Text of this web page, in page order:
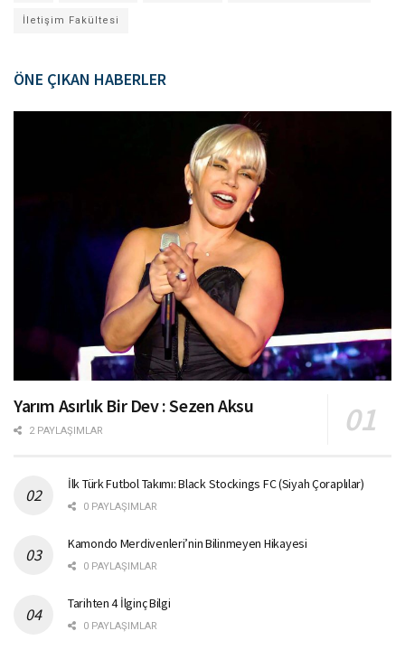
İletişim Fakültesi
ÖNE ÇIKAN HABERLER
Yarım Asırlık Bir Dev : Sezen Aksu
2 PAYLAŞIMLAR
İlk Türk Futbol Takımı: Black Stockings FC (Siyah Çoraplılar)
0 PAYLAŞIMLAR
Kamondo Merdivenleri’nin Bilinmeyen Hikayesi
0 PAYLAŞIMLAR
Tarihten 4 İlginç Bilgi
0 PAYLAŞIMLAR